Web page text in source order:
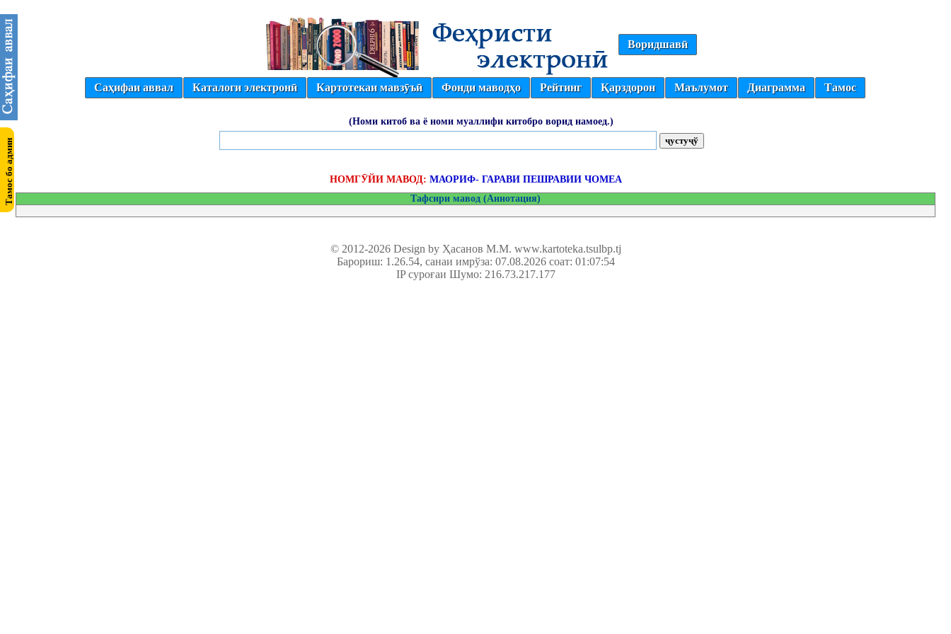
Воридшавӣ
Саҳифаи аввал Каталоги электронӣ Картотекаи мавзӯъӣ Фонди маводҳо Рейтинг Қарздорон Маълумот Диаграмма Тамос
(Номи китоб ва ё номи муаллифи китобро ворид намоед.)
НОМГӮЙИ МАВОД: МАОРИФ- ГАРАВИ ПЕШРАВИИ ЧОМЕА
Тафсири мавод (Аннотация)
© 2012-2026 Design by Ҳасанов М.М. www.kartoteka.tsulbp.tj
Барориш: 1.26.54, санаи имрўза: 07.08.2026 соат: 01:07:54
IP суроғаи Шумо: 216.73.217.177